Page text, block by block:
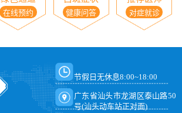
在线预约 健康问答 对症就诊
节假日无休息8:00~18:00
广东省汕头市龙湖区泰山路50
号(汕头动车站正对面)